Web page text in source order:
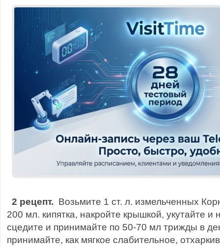
2 рецепт. Возьмите 1 ст. л. измельченных
200 мл. кипятка, накройте крышкой, укутайте и
сцедите и принимайте по 50-70 мл трижды в
принимайте, как мягкое слабительное,